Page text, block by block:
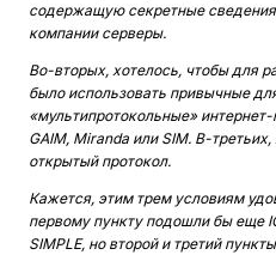
содержащую секретные
компании серверы.
Во-вторых, хотелось, чтобы для
было использовать привычные
«мультипротокольные»
GAIM, Miranda или SIM. В-
открытый протокол.
Кажется, этим трем условиям
первому пункту подошли бы еще
SIMPLE, но второй и третий